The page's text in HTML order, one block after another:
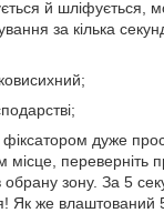
й шліфується,
за кілька
дуже
місце, переверніть
зону. За 5
Як же влаштований